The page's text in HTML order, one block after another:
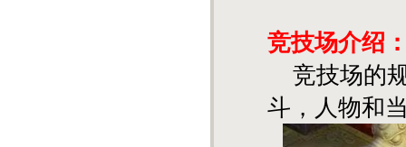
竞技场介绍
竞技场的
斗，人物和